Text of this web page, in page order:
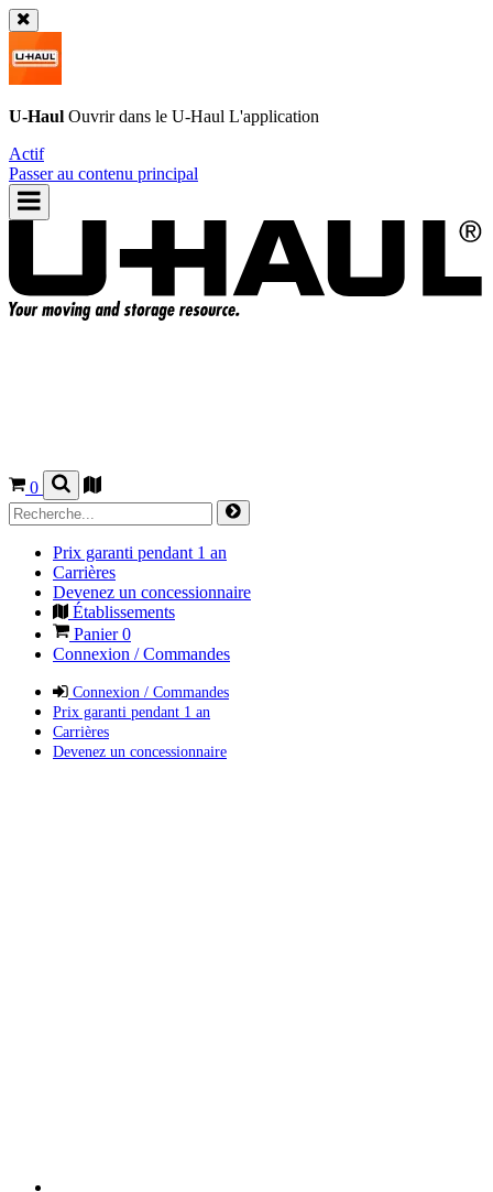
U-Haul Ouvrir dans le U-Haul L'application
Actif
Passer au contenu principal
0
Prix garanti pendant 1 an
Carrières
Devenez un concessionnaire
Établissements
Panier0
Connexion / Commandes
Connexion / Commandes
Prix garanti pendant 1 an
Carrières
Devenez un concessionnaire